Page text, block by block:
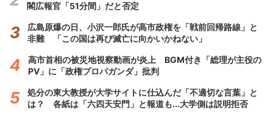
閣広報官「51分間」だと否定
広島原爆の日、小沢一郎氏が高市政権を「戦前回帰路線」と
非難 「この国は再び滅亡に向かいかねない」
高市首相の被災地視察動画が炎上 BGM付き「総理が主役の
PV」に「政権プロパガンダ」批判
処分の東大教授が大学サイトに仕込んだ「不適切な言葉」と
は？ 各紙は「六四天安門」と報道も...大学側は説明拒否